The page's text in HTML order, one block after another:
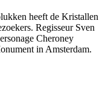
heeft de Kristallen
Regisseur Sven
Cheroney
in Amsterdam.